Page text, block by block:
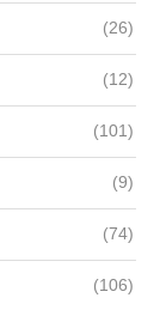
(26)
(12)
(101)
(9)
(74)
(106)